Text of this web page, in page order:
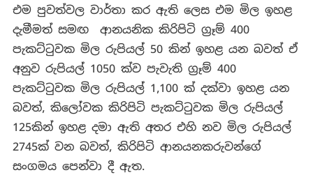
එම පුවත්වල වාර්තා කර ඇති ලෙස එම මිල ඉහළ
දැමීමත් සමඟ ආනයනික කිරිපිටි ග්‍රෑම් 400
පැකට්ටුවක මිල රුපියල් 50 කින් ඉහළ යන බවත් ඒ
අනුව රුපියල් 1050 ක්ව පැවැති ග්‍රෑම් 400
පැකට්ටුවක මිල රුපියල් 1,100 ක් දක්වා ඉහළ යන
බවත්, කිලෝවක කිරිපිටි පැකට්ටුවක මිල රුපියල්
125කින් ඉහළ දමා ඇති අතර එහි නව මිල රුපියල්
2745ක් වන බවත්, කිරිපිටි ආනයනකරුවන්ගේ
සංගමය පෙන්වා දී ඇත.